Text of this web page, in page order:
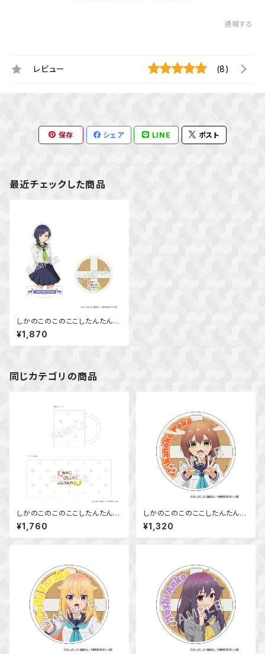
通報する
レビュー (8)
保存 シェア LINE ポスト
最近チェックした商品
しかのこのこのここしたんたん
アクリルスタンド 燕谷 千春
¥1,870
同じカテゴリの商品
しかのこのこのここしたんたん
マグカップ
¥1,760
しかのこのこのここしたんたん
アクリルコースター 鹿乃子 の
こ
¥1,320